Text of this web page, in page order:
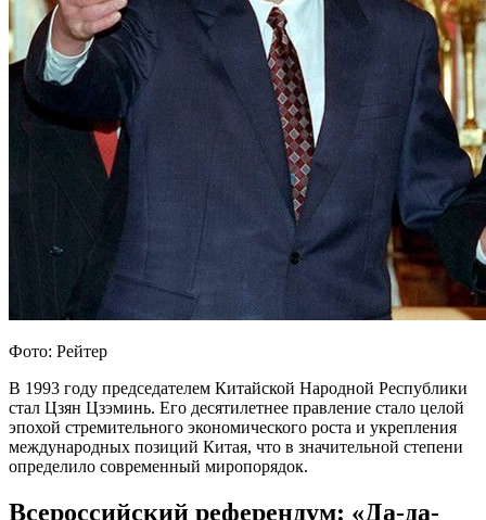
Фото: Рейтер
В 1993 году председателем Китайской Народной Республики
стал Цзян Цзэминь. Его десятилетнее правление стало целой
эпохой стремительного экономического роста и укрепления
международных позиций Китая, что в значительной степени
определило современный миропорядок.
Всероссийский референдум: «Да-да-